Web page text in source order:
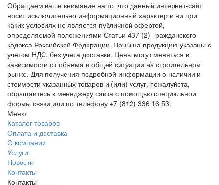
Обращаем ваше внимание на то, что данный интернет-сайт
носит исключительно информационный характер и ни при
каких условиях не является публичной офертой,
определяемой положениями Статьи 437 (2) Гражданского
кодекса Российской Федерации. Цены на продукцию указаны с
учетом НДС, без учета доставки. Цены могут меняться в
зависимости от объема и общей ситуации на строительном
рынке. Для получения подробной информации о наличии и
стоимости указанных товаров и (или) услуг, пожалуйста,
обращайтесь к менеджеру сайта с помощью специальной
формы связи или по телефону +7 (812) 336 16 53.
Меню
Каталог товаров
Оплата и доставка
О компании
Услуги
Новости
Контакты
Контакты